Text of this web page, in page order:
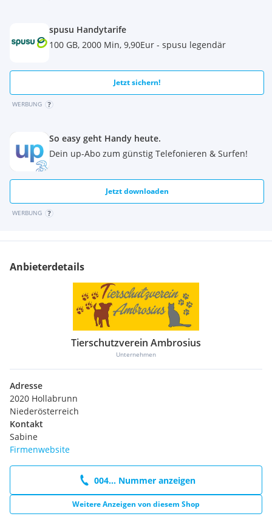
spusu Handytarife
100 GB, 2000 Min, 9,90Eur - spusu legendär
Jetzt sichern!
WERBUNG
So easy geht Handy heute.
Dein up-Abo zum günstig Telefonieren & Surfen!
Jetzt downloaden
WERBUNG
Anbieterdetails
Tierschutzverein Ambrosius
Unternehmen
Adresse
2020 Hollabrunn
Niederösterreich
Kontakt
Sabine
Firmenwebsite
004... Nummer anzeigen
Weitere Anzeigen von diesem Shop